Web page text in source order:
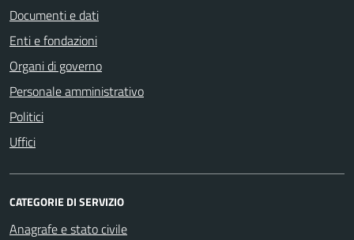
Documenti e dati
Enti e fondazioni
Organi di governo
Personale amministrativo
Politici
Uffici
CATEGORIE DI SERVIZIO
Anagrafe e stato civile